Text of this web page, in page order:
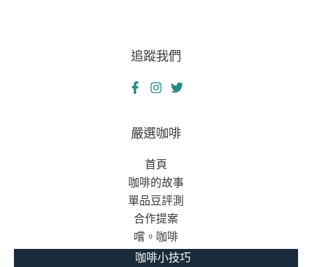
追蹤我們
嚴選咖啡
首頁
咖啡的故事
單品豆評測
合作提案
嚐。咖啡
咖啡小技巧